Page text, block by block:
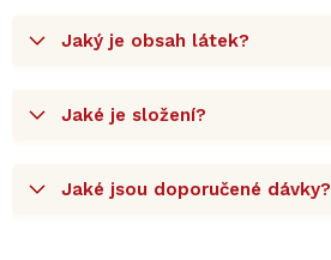
Jaký je obsah látek?
Jaké je složení?
Jaké jsou doporučené dávky?